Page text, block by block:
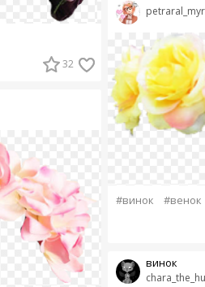
32
petraral_myr
#винок #венок
винок